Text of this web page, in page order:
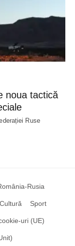
noua tactică
Ruse
Rusia
Cultură Sport
uri (UE)